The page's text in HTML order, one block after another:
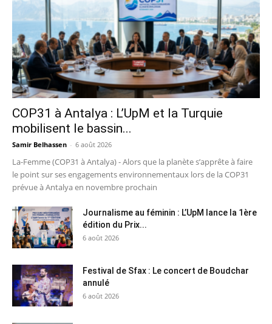
COP31 à Antalya : L’UpM et la Turquie
mobilisent le bassin...
Samir Belhassen - 6 août 2026
La-Femme (COP31 à Antalya) - Alors que la planète s’apprête à faire
le point sur ses engagements environnementaux lors de la COP31
prévue à Antalya en novembre prochain
Journalisme au féminin : L’UpM lance la 1ère
édition du Prix...
6 août 2026
Festival de Sfax : Le concert de Boudchar
annulé
6 août 2026